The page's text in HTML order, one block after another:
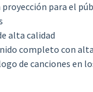
para el
alta calidad
completo con
de canciones en